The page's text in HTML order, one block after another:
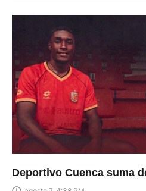
Deportivo Cuenca suma